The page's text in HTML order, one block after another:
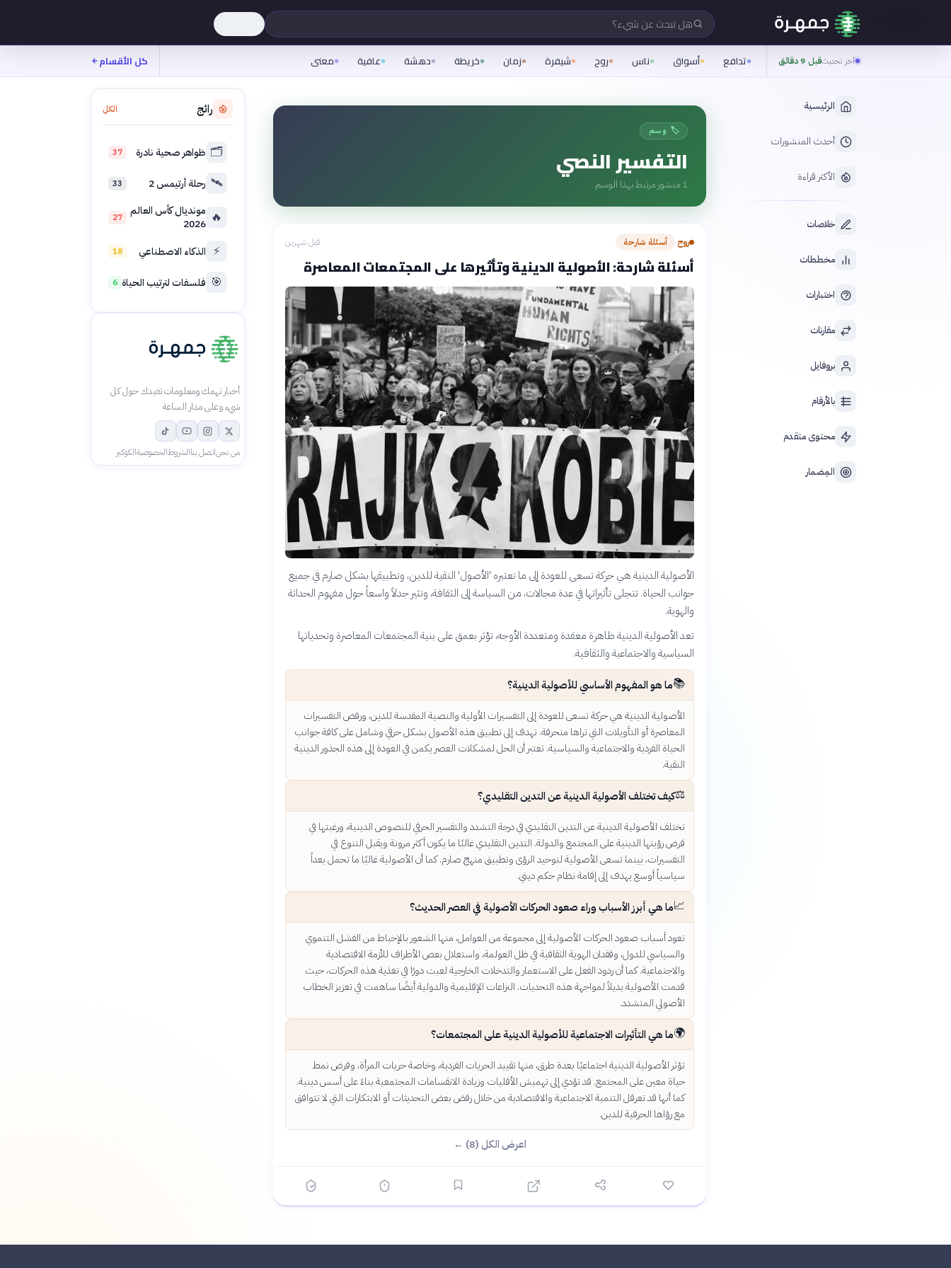
هل تبحث عن شيء؟
آخر تحديثقبل 9 دقائق تدافع أسواق ناس روح شيفرة زمان خريطة دهشة عافية معنى كل الأقسام
الرئيسية
أحدث المنشورات
الأكثر قراءة
خلاصات
مخططات
اختبارات
مقارنات
بروفايل
بالأرقام
محتوى متقدم
المِضمار
🏷️ وسم
التفسير النصي
1 منشور مرتبط بهذا الوسم
روح› أسئلة شارحة قبل شهرين
أسئلة شارحة: الأصولية الدينية وتأثيرها على المجتمعات المعاصرة
الأصولية الدينية هي حركة تسعى للعودة إلى ما تعتبره 'الأصول' النقية للدين، وتطبيقها بشكل صارم في جميع
جوانب الحياة. تتجلى تأثيراتها في عدة مجالات، من السياسة إلى الثقافة، وتثير جدلاً واسعاً حول مفهوم الحداثة
والهوية.
تعد الأصولية الدينية ظاهرة معقدة ومتعددة الأوجه، تؤثر بعمق على بنية المجتمعات المعاصرة وتحدياتها
السياسية والاجتماعية والثقافية.
📚ما هو المفهوم الأساسي للأصولية الدينية؟
الأصولية الدينية هي حركة تسعى للعودة إلى التفسيرات الأولية والنصية المقدسة للدين، ورفض التفسيرات
المعاصرة أو التأويلات التي تراها منحرفة. تهدف إلى تطبيق هذه الأصول بشكل حرفي وشامل على كافة جوانب
الحياة الفردية والاجتماعية والسياسية. تعتبر أن الحل لمشكلات العصر يكمن في العودة إلى هذه الجذور الدينية
النقية.
⚖️كيف تختلف الأصولية الدينية عن التدين التقليدي؟
تختلف الأصولية الدينية عن التدين التقليدي في درجة التشدد والتفسير الحرفي للنصوص الدينية، ورغبتها في
فرض رؤيتها الدينية على المجتمع والدولة. التدين التقليدي غالبًا ما يكون أكثر مرونة ويقبل التنوع في
التفسيرات، بينما تسعى الأصولية لتوحيد الرؤى وتطبيق منهج صارم. كما أن الأصولية غالبًا ما تحمل بعداً
سياسياً أوسع يهدف إلى إقامة نظام حكم ديني.
📈ما هي أبرز الأسباب وراء صعود الحركات الأصولية في العصر الحديث؟
تعود أسباب صعود الحركات الأصولية إلى مجموعة من العوامل، منها الشعور بالإحباط من الفشل التنموي
والسياسي للدول، وفقدان الهوية الثقافية في ظل العولمة، واستغلال بعض الأطراف للأزمة الاقتصادية
والاجتماعية. كما أن ردود الفعل على الاستعمار والتدخلات الخارجية لعبت دورًا في تغذية هذه الحركات، حيث
قدمت الأصولية بديلاً لمواجهة هذه التحديات. النزاعات الإقليمية والدولية أيضًا ساهمت في تعزيز الخطاب
الأصولي المتشدد.
🌍ما هي التأثيرات الاجتماعية للأصولية الدينية على المجتمعات؟
تؤثر الأصولية الدينية اجتماعيًا بعدة طرق، منها تقييد الحريات الفردية، وخاصة حريات المرأة، وفرض نمط
حياة معين على المجتمع. قد تؤدي إلى تهميش الأقليات وزيادة الانقسامات المجتمعية بناءً على أسس دينية.
كما أنها قد تعرقل التنمية الاجتماعية والاقتصادية من خلال رفض بعض التحديثات أو الابتكارات التي لا تتوافق
مع رؤاها الحرفية للدين.
اعرض الكل (8) ←
رائج الكل
🗂️ ظواهر صحية نادرة 37
🛰️ رحلة أرتيمس 2 33
🔥 مونديال كأس العالم
2026
27
⚡ الذكاء الاصطناعي 18
🎯 فلسفات لترتيب الحياة 6
أخبار تهمك ومعلومات تفيدك حول كل
شيء وعلى مدار الساعة
من نحناتصل بناالشروطالخصوصيةالكوكيز